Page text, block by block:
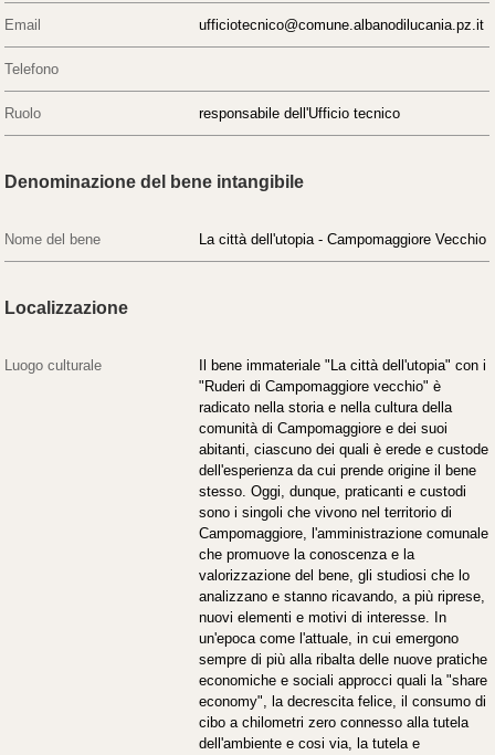
Email ufficiotecnico@comune.albanodilucania.pz.it
Telefono
Ruolo responsabile dell'Ufficio tecnico
Denominazione del bene intangibile
Nome del bene La città dell'utopia - Campomaggiore Vecchio
Localizzazione
Luogo culturale
Il bene immateriale "La città dell'utopia" con i
"Ruderi di Campomaggiore vecchio" è
radicato nella storia e nella cultura della
comunità di Campomaggiore e dei suoi
abitanti, ciascuno dei quali è erede e custode
dell'esperienza da cui prende origine il bene
stesso. Oggi, dunque, praticanti e custodi
sono i singoli che vivono nel territorio di
Campomaggiore, l'amministrazione comunale
che promuove la conoscenza e la
valorizzazione del bene, gli studiosi che lo
analizzano e stanno ricavando, a più riprese,
nuovi elementi e motivi di interesse. In
un'epoca come l'attuale, in cui emergono
sempre di più alla ribalta delle nuove pratiche
economiche e sociali approcci quali la "share
economy", la decrescita felice, il consumo di
cibo a chilometri zero connesso alla tutela
dell'ambiente e cosi via, la tutela e